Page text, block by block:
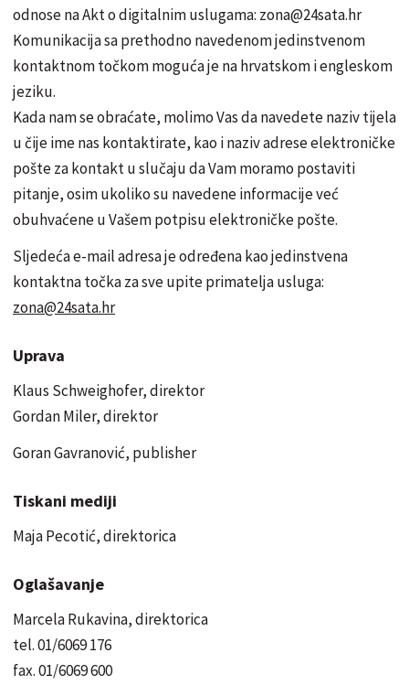
odnose na Akt o digitalnim uslugama: zona@24sata.hr
Komunikacija sa prethodno navedenom jedinstvenom
kontaktnom točkom moguća je na hrvatskom i engleskom
jeziku.
Kada nam se obraćate, molimo Vas da navedete naziv tijela
u čije ime nas kontaktirate, kao i naziv adrese elektroničke
pošte za kontakt u slučaju da Vam moramo postaviti
pitanje, osim ukoliko su navedene informacije već
obuhvaćene u Vašem potpisu elektroničke pošte.
Sljedeća e-mail adresa je određena kao jedinstvena
kontaktna točka za sve upite primatelja usluga:
zona@24sata.hr
Uprava
Klaus Schweighofer, direktor
Gordan Miler, direktor
Goran Gavranović, publisher
Tiskani mediji
Maja Pecotić, direktorica
Oglašavanje
Marcela Rukavina, direktorica
tel. 01/6069 176
fax. 01/6069 600